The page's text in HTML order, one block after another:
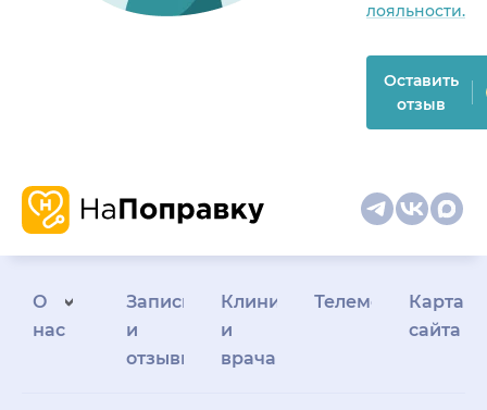
лояльности.
Оставить
отзыв
О
нас
Запись
и
отзывы
Клиникам
и
врачам
Телемедицина
Карта
сайта